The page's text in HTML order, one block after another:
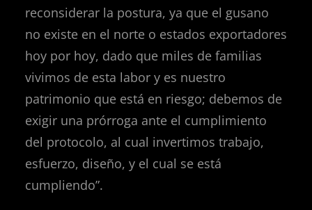
reconsiderar la postura, ya que el gusano
no existe en el norte o estados exportadores
hoy por hoy, dado que miles de familias
vivimos de esta labor y es nuestro
patrimonio que está en riesgo; debemos de
exigir una prórroga ante el cumplimiento
del protocolo, al cual invertimos trabajo,
esfuerzo, diseño, y el cual se está
cumpliendo”.